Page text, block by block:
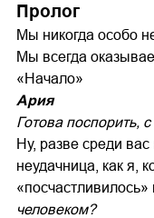
Пролог
Мы никогда особо
Мы всегда
«Начало»
Ария
Готова поспорить,
Ну, разве среди
неудачница, как я,
человеком?